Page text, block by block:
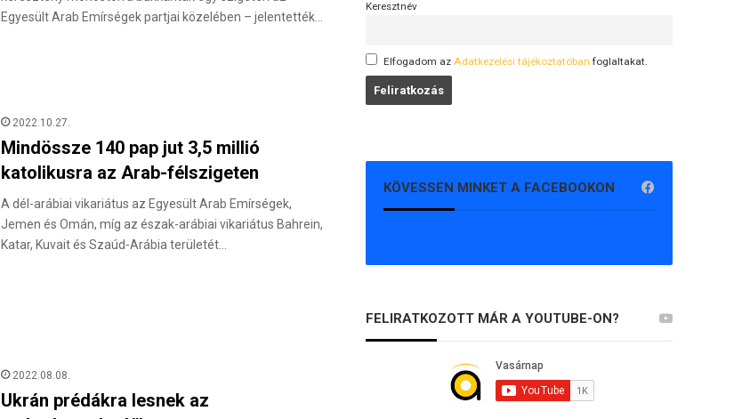
Egyesült Arab Emírségek partjai közelében – jelentették…
2022.10.27.
Mindössze 140 pap jut 3,5 millió
katolikusra az Arab-félszigeten
A dél-arábiai vikariátus az Egyesült Arab Emírségek,
Jemen és Omán, míg az észak-arábiai vikariátus Bahrein,
Katar, Kuvait és Szaúd-Arábia területét…
2022.08.08.
Ukrán prédákra lesnek az
Keresztnév
Elfogadom az Adatkezelési tájékoztatóban foglaltakat.
KÖVESSEN MINKET A FACEBOOKON
FELIRATKOZOTT MÁR A YOUTUBE-ON?